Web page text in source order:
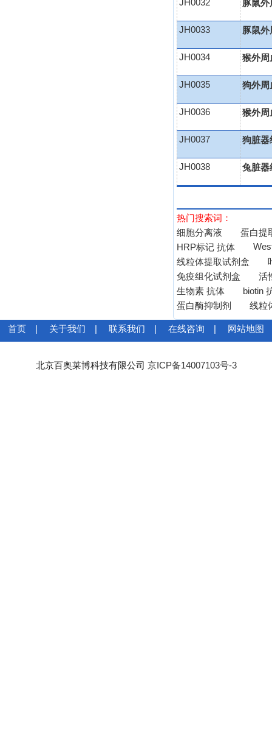
JH0032 豚鼠
JH0033 豚鼠
JH0034 猴外周
JH0035 狗外周
JH0036 猴外周
JH0037 狗脏器
JH0038 兔脏器
热门搜索词：
细胞分离液
蛋白提
HRP标记 抗体
线粒体提取试剂盒
免疫组化试剂盒
活
生物素 抗体
biotin
蛋白酶抑制剂
线粒
首页 关于我们 联系我们 在线咨询 网站地图
北京百奥莱博科技有限公司 京ICP备14007103号-3